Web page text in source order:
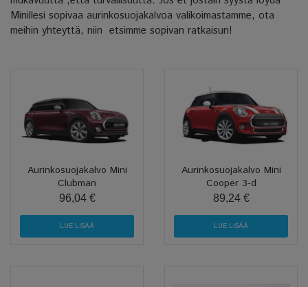
Minillesi sopivaa aurinkosuojakalvoa valikoimastamme, ota
meihin yhteyttä, niin etsimme sopivan ratkaisun!
Aurinkosuojakalvo Mini
Clubman
96,04 €
LUE LISÄÄ
Aurinkosuojakalvo Mini
Cooper 3-d
89,24 €
LUE LISÄÄ